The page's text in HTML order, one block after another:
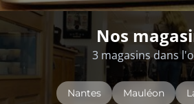
Nos
3 magasins dans
Nantes Mauléon